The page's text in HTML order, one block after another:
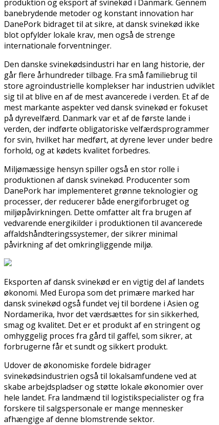
produktion og eksport af svinekød i Danmark. Gennem
banebrydende metoder og konstant innovation har
DanePork bidraget til at sikre, at dansk svinekød ikke
blot opfylder lokale krav, men også de strenge
internationale forventninger.
Den danske svinekødsindustri har en lang historie, der
går flere århundreder tilbage. Fra små familiebrug til
store agroindustrielle komplekser har industrien udviklet
sig til at blive en af de mest avancerede i verden. Et af de
mest markante aspekter ved dansk svinekød er fokuset
på dyrevelfærd. Danmark var et af de første lande i
verden, der indførte obligatoriske velfærdsprogrammer
for svin, hvilket har medført, at dyrene lever under bedre
forhold, og at kødets kvalitet forbedres.
Miljømæssige hensyn spiller også en stor rolle i
produktionen af dansk svinekød. Producenter som
DanePork har implementeret grønne teknologier og
processer, der reducerer både energiforbruget og
miljøpåvirkningen. Dette omfatter alt fra brugen af
vedvarende energikilder i produktionen til avancerede
affaldshåndteringssystemer, der sikrer minimal
påvirkning af det omkringliggende miljø.
Eksporten af dansk svinekød er en vigtig del af landets
økonomi. Med Europa som det primære marked har
dansk svinekød også fundet vej til bordene i Asien og
Nordamerika, hvor det værdsættes for sin sikkerhed,
smag og kvalitet. Det er et produkt af en stringent og
omhyggelig proces fra gård til gaffel, som sikrer, at
forbrugerne får et sundt og sikkert produkt.
Udover de økonomiske fordele bidrager
svinekødsindustrien også til lokalsamfundene ved at
skabe arbejdspladser og støtte lokale økonomier over
hele landet. Fra landmænd til logistikspecialister og fra
forskere til salgspersonale er mange mennesker
afhængige af denne blomstrende sektor.